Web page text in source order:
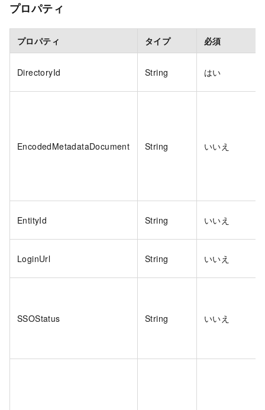
プロパティ
プロパティ タイプ 必須
DirectoryId String はい
EncodedMetadataDocument String いいえ
EntityId String いいえ
LoginUrl String いいえ
SSOStatus String いいえ